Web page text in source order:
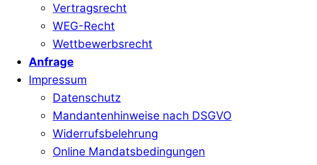
Vertragsrecht
WEG-Recht
Wettbewerbsrecht
Anfrage
Impressum
Datenschutz
Mandantenhinweise nach DSGVO
Widerrufsbelehrung
Online Mandatsbedingungen